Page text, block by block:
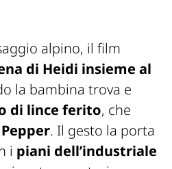
alpino, il film
di Heidi insieme al
la bambina trova e
di lince ferito, che
. Il gesto la porta
i piani dell’industriale